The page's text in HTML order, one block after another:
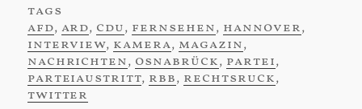
tags
afd, ard, cdu, fernsehen, hannover,
interview, kamera, magazin,
nachrichten, osnabrück, partei,
parteiaustritt, rbb, rechtsruck,
twitter